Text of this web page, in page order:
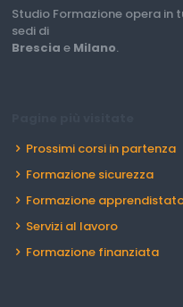
Studio Formazione opera
sedi di
Brescia e Milano.
Prossimi corsi in partenza
Formazione sicurezza
Formazione
Servizi al lavoro
Formazione finanziata